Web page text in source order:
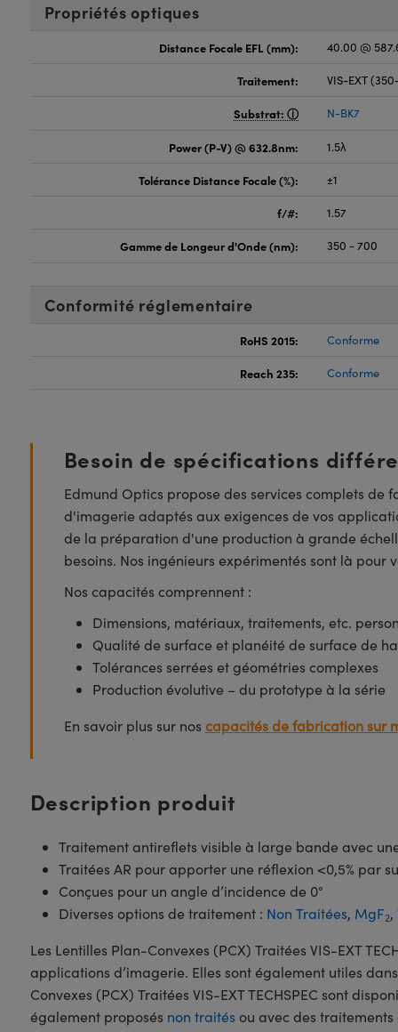
Propriétés optiques
Distance Focale EFL (mm): 40.00 @
Traitement: VIS-EXT
Substrat: N-BK7
Power (P-V) @ 632.8nm: 1.5λ
Tolérance Distance Focale (%): ±1
f/#: 1.57
Gamme de Longeur d'Onde (nm): 350 - 700
Conformité réglementaire
RoHS 2015: Conforme
Reach 235: Conforme
Besoin de spécifications
Edmund Optics propose des services complets
d'imagerie adaptés aux exigences de vos
de la préparation d'une production à grande
besoins. Nos ingénieurs expérimentés sont là
Nos capacités comprennent :
Dimensions, matériaux, traitements, etc.
Qualité de surface et planéité de surface de
Tolérances serrées et géométries complexes
Production évolutive – du prototype à la série
En savoir plus sur nos capacités de fabrication sur
Description produit
Traitement antireflets visible à large bande avec
Traitées AR pour apporter une réflexion <0,5% par
Conçues pour un angle d’incidence de 0°
Diverses options de traitement : Non Traitées, MgF2,
Les Lentilles Plan-Convexes (PCX) Traitées VIS-EXT
applications d’imagerie. Elles sont également utiles
Convexes (PCX) Traitées VIS-EXT TECHSPEC sont
également proposés non traitésou avec des